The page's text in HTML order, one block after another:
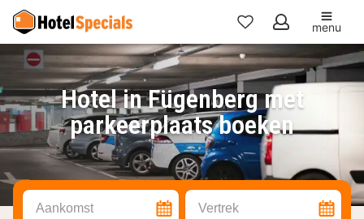
Mijn
favorieten
menu
Hotel in Fügenberg met
parkeerplaats boeken
Aankomst Vertrek